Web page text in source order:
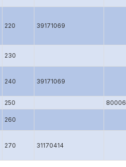
220 39171069
230
240 39171069
250
260
270 31170414